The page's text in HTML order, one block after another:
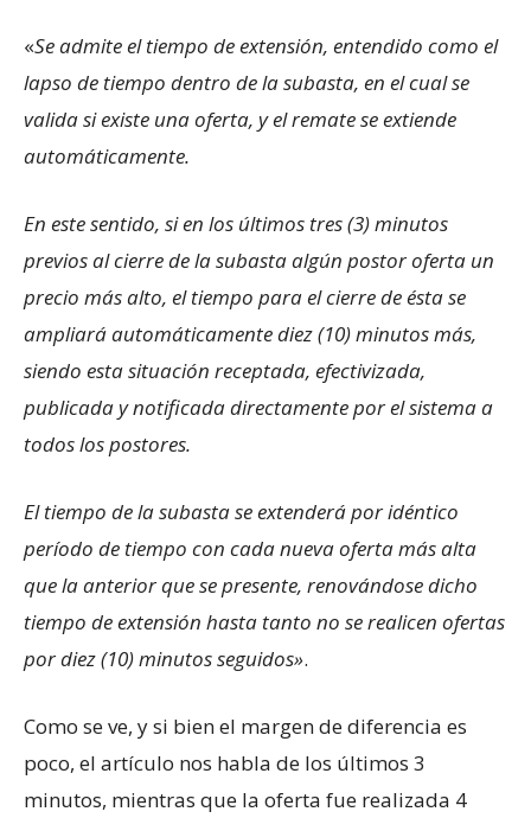
«Se admite el tiempo de extensión, entendido como el
lapso de tiempo dentro de la subasta, en el cual se
valida si existe una oferta, y el remate se extiende
automáticamente.
En este sentido, si en los últimos tres (3) minutos
previos al cierre de la subasta algún postor oferta un
precio más alto, el tiempo para el cierre de ésta se
ampliará automáticamente diez (10) minutos más,
siendo esta situación receptada, efectivizada,
publicada y notificada directamente por el sistema a
todos los postores.
El tiempo de la subasta se extenderá por idéntico
período de tiempo con cada nueva oferta más alta
que la anterior que se presente, renovándose dicho
tiempo de extensión hasta tanto no se realicen ofertas
por diez (10) minutos seguidos».
Como se ve, y si bien el margen de diferencia es
poco, el artículo nos habla de los últimos 3
minutos, mientras que la oferta fue realizada 4